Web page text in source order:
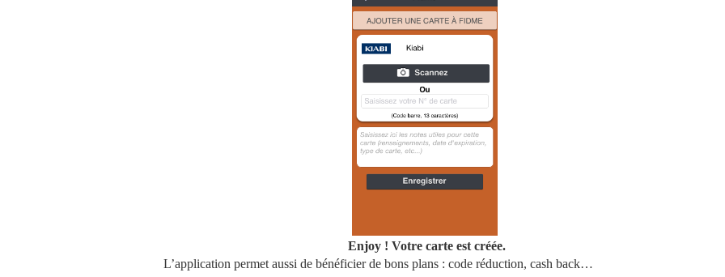
Enjoy ! Votre carte est créée.
L’application permet aussi de bénéficier de bons plans : code réduction, cash back…